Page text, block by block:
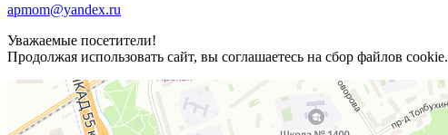
apmom@yandex.ru
Уважаемые посетители!
Продолжая использовать сайт, вы соглашаетесь на сбор файлов cookie.